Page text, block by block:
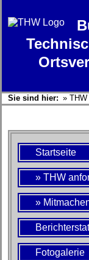
Sie sind hier: » THW
Startseite
» THW
»
Fotogalerie